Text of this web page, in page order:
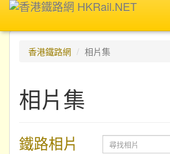
香港鐵路網
相片集
相片集
鐵路相片